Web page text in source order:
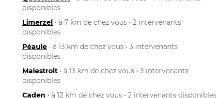
disponibles
Limerzel • à 7 km de chez vous • 2 intervenants
disponibles
Péaule • à 13 km de chez vous • 3 intervenants
disponibles
Malestroit • à 13 km de chez vous • 3 intervenants
disponibles
Caden • à 12 km de chez vous • 2 intervenants disponibles